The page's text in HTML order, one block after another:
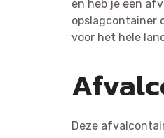
en heb je een
opslagcontainer
voor het hele
Deze